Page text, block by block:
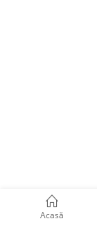
Acasă